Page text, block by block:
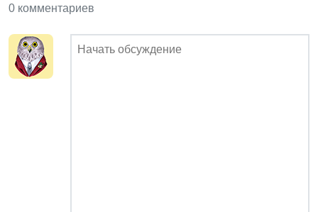
0 комментариев